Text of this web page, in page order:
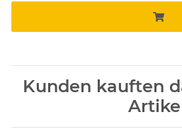
Kunden kauften